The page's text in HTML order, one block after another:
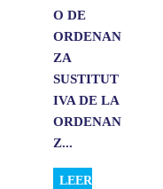
O DE
ORDENAN
ZA
SUSTITUT
IVA DE LA
ORDENAN
Z...
LEER